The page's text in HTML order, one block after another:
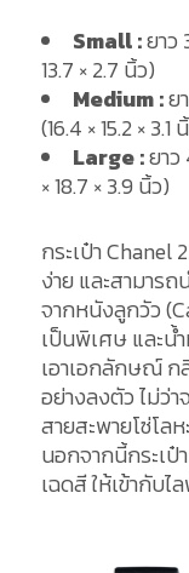
Small :ยาว
13.7 × 2.7 นิ้ว)
Medium :ย
(16.4 × 15.2 × 3.1
Large :ยาว
× 18.7 × 3.9 นิ้ว)
กระเป๋า
ง่าย และสามารถ
จากหนังลูกวัว
เป็นพิเศษ และน้
เอาเอกลักษณ์ ก
อย่างลงตัว ไม่ว่
สายสะพายโซ่โล
นอกจากนี้กระเป๋
เฉดสี ให้เข้ากับ